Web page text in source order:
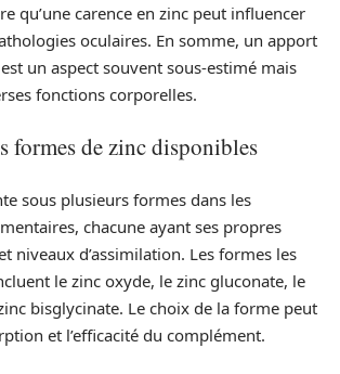
qu’une carence en zinc peut influencer
oculaires. En somme, un apport
un aspect souvent sous-estimé mais
fonctions corporelles.
formes de zinc disponibles
sous plusieurs formes dans les
chacune ayant ses propres
niveaux d’assimilation. Les formes les
le zinc oxyde, le zinc gluconate, le
bisglycinate. Le choix de la forme peut
et l’efficacité du complément.